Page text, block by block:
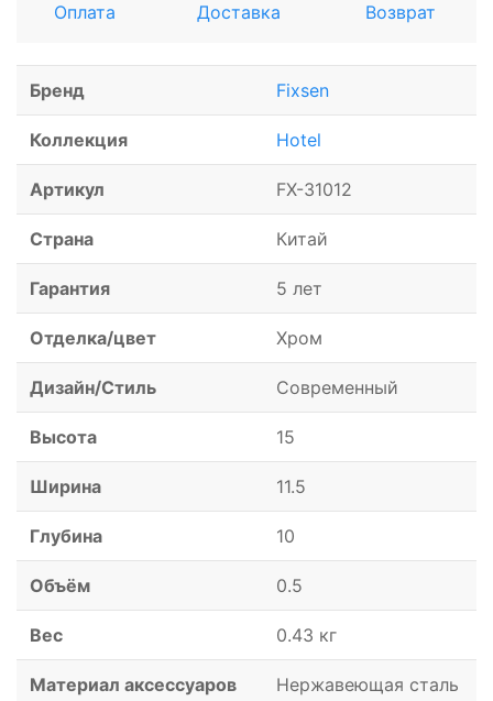
Оплата Доставка Возврат
Бренд Fixsen
Коллекция Hotel
Артикул FX-31012
Страна Китай
Гарантия 5 лет
Отделка/цвет Хром
Дизайн/Стиль Современный
Высота 15
Ширина 11.5
Глубина 10
Объём 0.5
Вес 0.43 кг
Материал аксессуаров Нержавеющая сталь